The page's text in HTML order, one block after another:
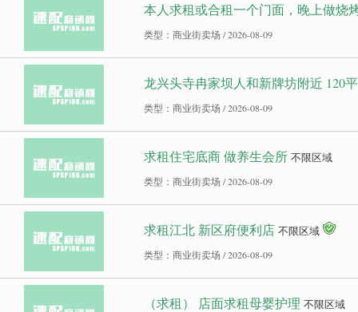
本人求租或合租一个门面，晚上做烧
类型：商业街卖场 / 2026-08-09
龙兴头寺冉家坝人和新牌坊附近 120
类型：商业街卖场 / 2026-08-09
求租住宅底商 做养生会所 不限区域
类型：商业街卖场 / 2026-08-09
求租江北 新区府便利店 不限区域
类型：商业街卖场 / 2026-08-09
（求租） 店面求租母婴护理 不限区域